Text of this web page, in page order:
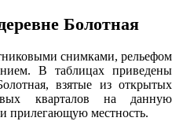
Болотная
снимками, рельефом
В таблицах приведены
взятые из открытых
кварталов на данную
прилегающую местность.